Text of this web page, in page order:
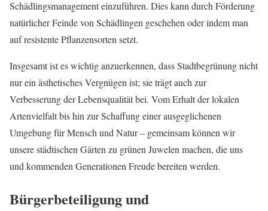
Schädlingsmanagement einzuführen. Dies kann durch Förderung
natürlicher Feinde von Schädlingen geschehen oder indem man
auf resistente Pflanzensorten setzt.
Insgesamt ist es wichtig anzuerkennen, dass Stadtbegrünung nicht
nur ein ästhetisches Vergnügen ist; sie trägt auch zur
Verbesserung der Lebensqualität bei. Vom Erhalt der lokalen
Artenvielfalt bis hin zur Schaffung einer ausgeglichenen
Umgebung für Mensch und Natur – gemeinsam können wir
unsere städtischen Gärten zu grünen Juwelen machen, die uns
und kommenden Generationen Freude bereiten werden.
Bürgerbeteiligung und